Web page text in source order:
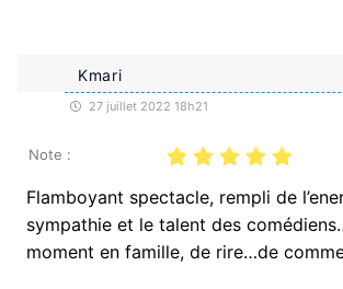
Kmari
27 juillet 2022 18h21
Note :
Flamboyant spectacle, rempli de
sympathie et le talent des
moment en famille, de rire…de